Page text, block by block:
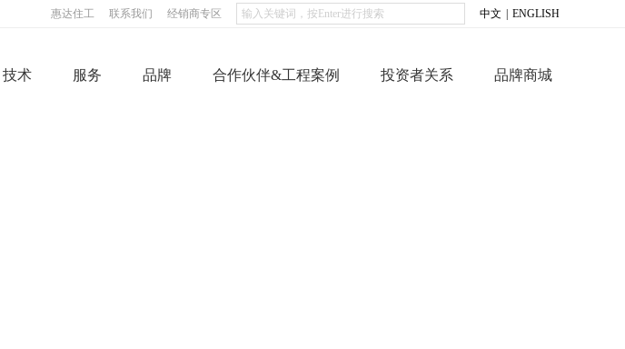
惠达住工 联系我们 经销商专区 中文 ENGLISH
技术 服务 品牌 合作伙伴&工程案例 投资者关系 品牌商城